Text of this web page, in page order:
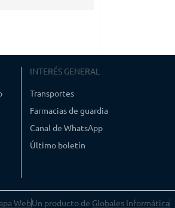
INTERÉS GENERAL
Transportes
Farmacias de guardia
Canal de WhatsApp
Último boletín
WebUn producto de Globales Informática